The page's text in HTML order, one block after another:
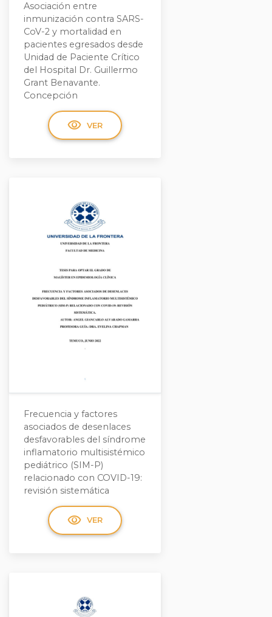
Asociación entre
inmunización contra SARS-
CoV-2 y mortalidad en
pacientes egresados desde
Unidad de Paciente Crítico
del Hospital Dr. Guillermo
Grant Benavante.
Concepción
visibility VER
Frecuencia y factores
asociados de desenlaces
desfavorables del síndrome
inflamatorio multisistémico
pediátrico (SIM-P)
relacionado con COVID-19:
revisión sistemática
visibility VER